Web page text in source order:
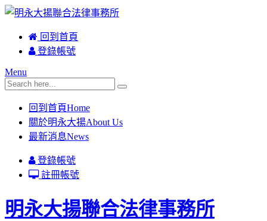
回到首頁
登錄帳號
Menu
回到首頁Home
關於明永大揚About Us
最新消息News
登錄帳號
註冊帳號
明永大揚聯合法律事務所